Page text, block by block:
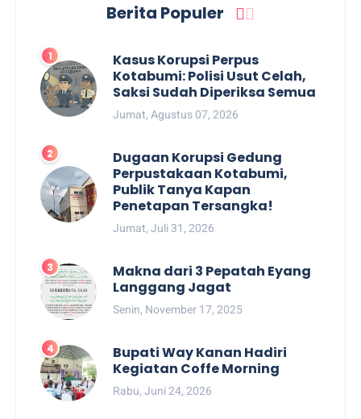
Berita Populer
Kasus Korupsi Perpus
Kotabumi: Polisi Usut Celah,
Saksi Sudah Diperiksa Semua
Jumat, Agustus 07, 2026
Dugaan Korupsi Gedung
Perpustakaan Kotabumi,
Publik Tanya Kapan
Penetapan Tersangka!
Jumat, Juli 31, 2026
Makna dari 3 Pepatah Eyang
Langgang Jagat
Senin, November 17, 2025
Bupati Way Kanan Hadiri
Kegiatan Coffe Morning
Rabu, Juni 24, 2026